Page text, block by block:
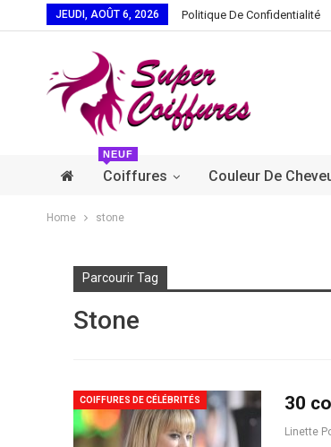
JEUDI, AOÛT 6, 2026 Politique De Confidentialité
Coiffures
NEUF
Couleur De
Home stone
Parcourir Tag
Stone
COIFFURES DE CÉLÉBRITÉS 30
Linette